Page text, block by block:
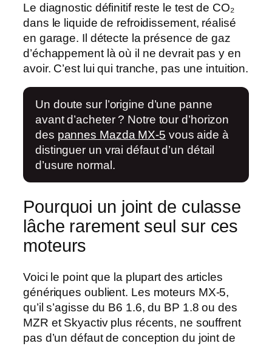
Le diagnostic définitif reste le test de CO₂
dans le liquide de refroidissement, réalisé
en garage. Il détecte la présence de gaz
d’échappement là où il ne devrait pas y en
avoir. C’est lui qui tranche, pas une intuition.
Un doute sur l’origine d’une panne
avant d’acheter ? Notre tour d’horizon
des pannes Mazda MX-5 vous aide à
distinguer un vrai défaut d’un détail
d’usure normal.
Pourquoi un joint de culasse
lâche rarement seul sur ces
moteurs
Voici le point que la plupart des articles
génériques oublient. Les moteurs MX-5,
qu’il s’agisse du B6 1.6, du BP 1.8 ou des
MZR et Skyactiv plus récents, ne souffrent
pas d’un défaut de conception du joint de